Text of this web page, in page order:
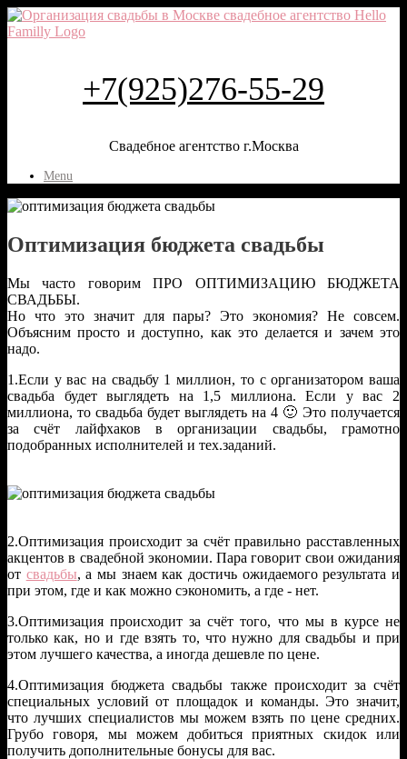
+7(925)276-55-29
Свадебное агентство г.Москва
Menu
Оптимизация бюджета свадьбы
Мы часто говорим ПРО ОПТИМИЗАЦИЮ БЮДЖЕТА
СВАДЬБЫ.
Но что это значит для пары? Это экономия? Не совсем.
Объясним просто и доступно, как это делается и зачем это
надо.
1.Если у вас на свадьбу 1 миллион, то с организатором ваша
свадьба будет выглядеть на 1,5 миллиона. Если у вас 2
миллиона, то свадьба будет выглядеть на 4 🙂 Это получается
за счёт лайфхаков в организации свадьбы, грамотно
подобранных исполнителей и тех.заданий.
2.Оптимизация происходит за счёт правильно расставленных
акцентов в свадебной экономии. Пара говорит свои ожидания
от свадьбы, а мы знаем как достичь ожидаемого результата и
при этом, где и как можно сэкономить, а где - нет.
3.Оптимизация происходит за счёт того, что мы в курсе не
только как, но и где взять то, что нужно для свадьбы и при
этом лучшего качества, а иногда дешевле по цене.
4.Оптимизация бюджета свадьбы также происходит за счёт
специальных условий от площадок и команды. Это значит,
что лучших специалистов мы можем взять по цене средних.
Грубо говоря, мы можем добиться приятных скидок или
получить дополнительные бонусы для вас.